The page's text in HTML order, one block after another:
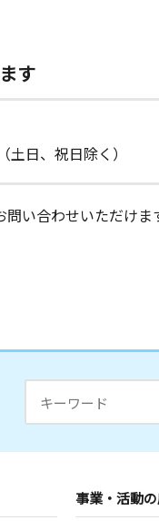
す
土日、祝日除く）
い合わせいただけま
事業・活動